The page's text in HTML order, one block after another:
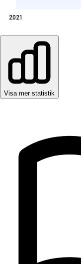
2021
Visa mer statistik